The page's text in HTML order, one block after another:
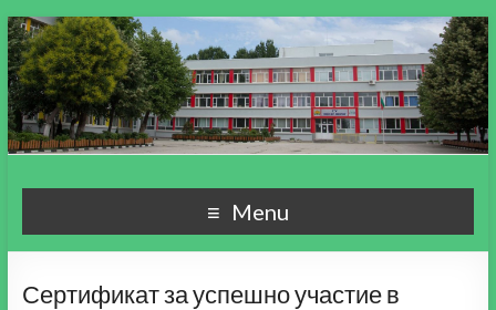
СУ "Пейо Кр. Яворов"
гр. Варна
Училище, мой свят чудесен!
Menu
Сертификат за успешно участие в